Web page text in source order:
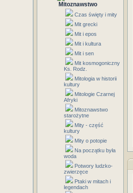
Mitoznawstwo
Czas święty i mity
Mit grecki
Mit i epos
Mit i kultura
Mit i sen
Mit kosmogoniczny
Ks. Rodz.
Mitologia w historii
kultury
Mitologie Czarnej
Afryki
Mitoznawstwo
starożytne
Mity - część
kultury
Mity o potopie
Na początku była
woda
Potwory ludzko-
zwierzęce
Ptaki w mitach i
legendach